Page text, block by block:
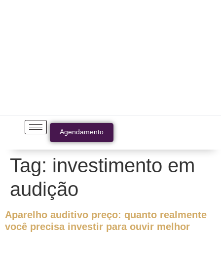
Agendamento
Tag: investimento em
audição
Aparelho auditivo preço: quanto realmente
você precisa investir para ouvir melhor